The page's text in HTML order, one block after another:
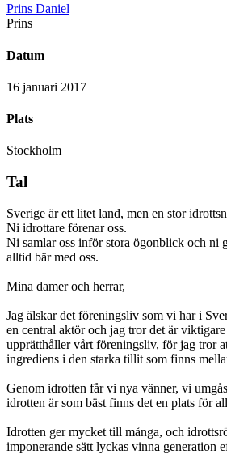
Prins Daniel
Prins
Datum
16 januari 2017
Plats
Stockholm
Tal
Sverige är ett litet land, men en stor
Ni idrottare förenar oss.
Ni samlar oss inför stora ögonblick och ni
alltid bär med oss.
Mina damer och herrar,
Jag älskar det föreningsliv som vi har i
en central aktör och jag tror det är
upprätthåller vårt föreningsliv, för jag tror
ingrediens i den starka tillit som finns
Genom idrotten får vi nya vänner, vi
idrotten är som bäst finns det en plats för
Idrotten ger mycket till många, och
imponerande sätt lyckas vinna generation